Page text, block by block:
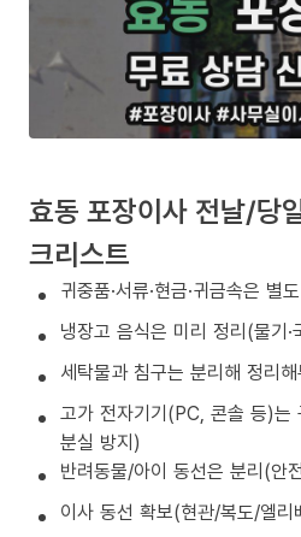
효동 포장이사 전날/당
크리스트
귀중품·서류·현금·귀금속은 별
냉장고 음식은 미리 정리(물기·
세탁물과 침구는 분리해 정리
고가 전자기기(PC, 콘솔 등)는
분실 방지)
반려동물/아이 동선은 분리(안
이사 동선 확보(현관/복도/엘